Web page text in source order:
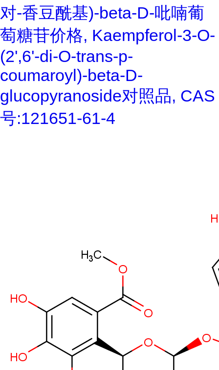
对-香豆酰基)-beta-D-吡喃葡
萄糖苷价格, Kaempferol-3-O-
(2',6'-di-O-trans-p-
coumaroyl)-beta-D-
glucopyranoside对照品, CAS
号:121651-61-4